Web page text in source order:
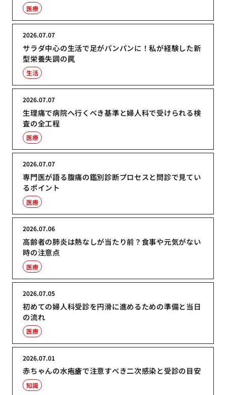
医療
サラダ中心の生活で足がパンパンに！私が経験した新
型栄養失調の罠
2026.07.07
生活
生理痛で病院へ行くべき基準と婦人科で受けられる検
査の全工程
2026.07.07
医療
専門医が語る腹痛の鑑別診断プロセスと問診で見てい
るポイント
2026.07.07
医療
高齢者の肺炎は熱なしが当たり前？食事や元気がない
時の注意点
2026.07.06
医療
初めての婦人科受診を円滑に進めるための準備と当日
の流れ
2026.07.05
医療
赤ちゃんの水疱瘡で注意すべき二次感染と受診の目安
2026.07.01
知識